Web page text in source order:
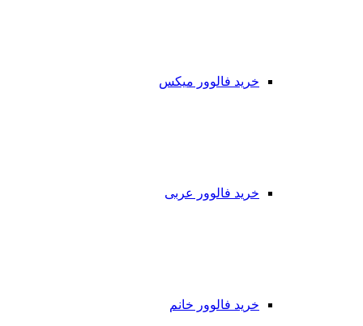
خرید فالوور میکس
خرید فالوور عربی
خرید فالوور خانم